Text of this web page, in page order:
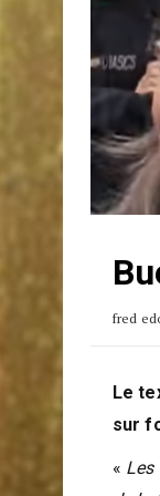
fred
Le
sur
« Les